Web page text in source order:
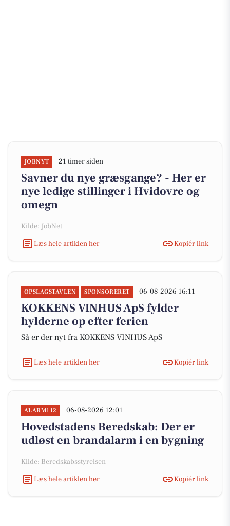
JOBNYT 21 timer siden
Savner du nye græsgange? - Her er
nye ledige stillinger i Hvidovre og
omegn
Kilde: JobNet
Læs hele artiklen her
Kopiér link
OPSLAGSTAVLEN SPONSORERET 06-08-2026 16:11
KOKKENS VINHUS ApS fylder
hylderne op efter ferien
Så er der nyt fra KOKKENS VINHUS ApS
Læs hele artiklen her Kopiér link
ALARM112 06-08-2026 12:01
Hovedstadens Beredskab: Der er
udløst en brandalarm i en bygning
Kilde: Beredskabsstyrelsen
Læs hele artiklen her
Kopiér link